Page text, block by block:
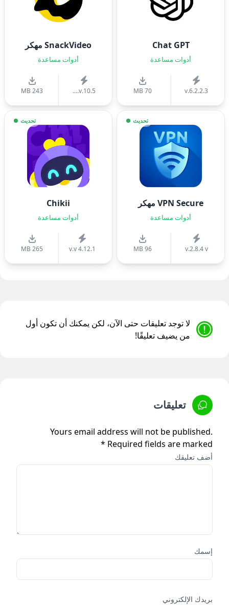
Chat GPT
أدوات مساعدة
v.6.2.2.3
70 MB
SnackVideo مهكر
أدوات مساعدة
v.10.5....
243 MB
تحديث
VPN Secure مهكر
أدوات مساعدة
v.2.8.4 v
96 MB
تحديث
Chikii
أدوات مساعدة
v.v 4.12.1
265 MB
لا توجد تعليقات حتى الآن، لكن يمكنك أن تكون أول
من يضيف تعليقًا!
تعليقات
Yours email address will not be published.
Required fields are marked *
أضف تعليقك
إسمك
بريدك الإلكتروني